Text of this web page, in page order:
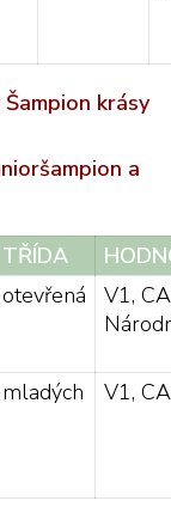
krásy
a
TŘÍDA
otevřená
V1,
mladých V1,